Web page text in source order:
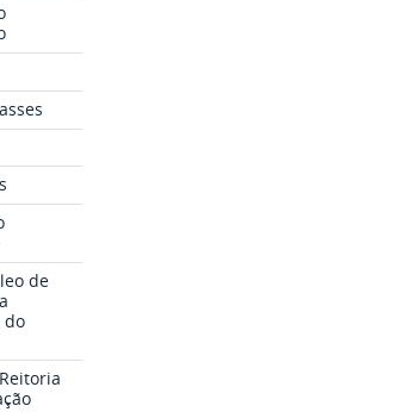
de
do